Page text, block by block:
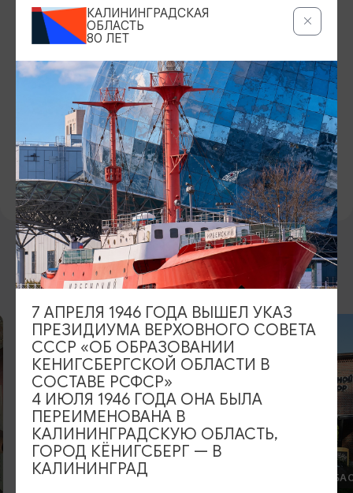
КОНТАКТЫ
Официальный сайтВКонтакте
ПРЕДЛОЖИТЬ ИНФОРМАЦИЮ
ДРУГИЕ МЕСТА
ФОРТЫ И БАСТИОНЫ ФОРТЫ И
КАЛИНИНГРАДСКАЯ
ОБЛАСТЬ
80 ЛЕТ
7 АПРЕЛЯ 1946 ГОДА ВЫШЕЛ УКАЗ
ПРЕЗИДИУМА ВЕРХОВНОГО СОВЕТА
СССР «ОБ ОБРАЗОВАНИИ
КЕНИГСБЕРГСКОЙ ОБЛАСТИ В
СОСТАВЕ РСФСР»
4 ИЮЛЯ 1946 ГОДА ОНА БЫЛА
ПЕРЕИМЕНОВАНА В
КАЛИНИНГРАДСКУЮ ОБЛАСТЬ,
ГОРОД КЁНИГСБЕРГ — В
КАЛИНИНГРАД